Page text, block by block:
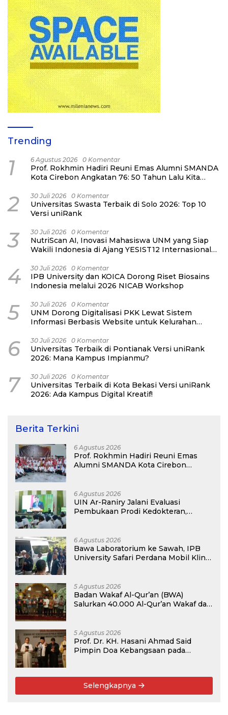
Trending
1 6 Agustus 2026 0 Komentar
Prof. Rokhmin Hadiri Reuni Emas Alumni SMANDA
Kota Cirebon Angkatan 76: 50 Tahun Lalu Kita
2 30 Juli 2026 0 Komentar
Universitas Swasta Terbaik di Solo 2026: Top 10
Versi uniRank
3 30 Juli 2026 0 Komentar
NutriScan AI, Inovasi Mahasiswa UNM yang Siap
Wakili Indonesia di Ajang YESIST12 Internasional
4 30 Juli 2026 0 Komentar
IPB University dan KOICA Dorong Riset Biosains
Indonesia melalui 2026 NICAB Workshop
5 30 Juli 2026 0 Komentar
UNM Dorong Digitalisasi PKK Lewat Sistem
Informasi Berbasis Website untuk Kelurahan
6 30 Juli 2026 0 Komentar
Universitas Terbaik di Pontianak Versi uniRank
2026: Mana Kampus Impianmu?
7 30 Juli 2026 0 Komentar
Universitas Terbaik di Kota Bekasi Versi uniRank
2026: Ada Kampus Digital Kreatif!
Berita Terkini
6 Agustus 2026
Prof. Rokhmin Hadiri Reuni Emas
Alumni SMANDA Kota Cirebon
6 Agustus 2026
UIN Ar-Raniry Jalani Evaluasi
Pembukaan Prodi Kedokteran,
6 Agustus 2026
Bawa Laboratorium ke Sawah, IPB
University Safari Perdana Mobil Klinik
5 Agustus 2026
Badan Wakaf Al-Qur’an (BWA)
Salurkan 40.000 Al-Qur’an Wakaf dan
5 Agustus 2026
Prof. Dr. KH. Hasani Ahmad Said
Pimpin Doa Kebangsaan pada
Pemasyarakatan RI
Selengkapnya